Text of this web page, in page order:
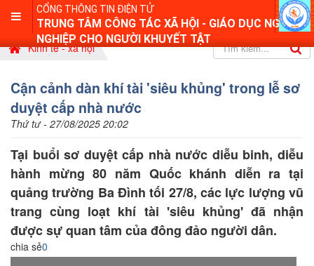
CỔNG THÔNG TIN ĐIỆN TỬ
TRUNG TÂM CÔNG TÁC XÃ HỘI - GIÁO DỤC NGHỀ
NGHIỆP CHO NGƯỜI KHUYẾT TẬT
Kinh tế - xã hội
Cận cảnh dàn khí tài 'siêu khủng' trong lễ sơ
duyệt cấp nhà nước
Thứ tư - 27/08/2025 20:02
Tại buổi sơ duyệt cấp nhà nước diễu binh, diễu
hành mừng 80 năm Quốc khánh diễn ra tại
quảng trường Ba Đình tối 27/8, các lực lượng vũ
trang cùng loạt khí tài 'siêu khủng' đã nhận
được sự quan tâm của đông đảo người dân.
chia sẻ0